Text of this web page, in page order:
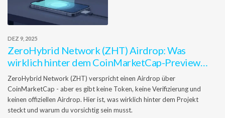
DEZ 9, 2025
ZeroHybrid Network (ZHT) Airdrop: Was
wirklich hinter dem CoinMarketCap-Preview
steckt
ZeroHybrid Network (ZHT) verspricht einen Airdrop über
CoinMarketCap - aber es gibt keine Token, keine Verifizierung und
keinen offiziellen Airdrop. Hier ist, was wirklich hinter dem Projekt
steckt und warum du vorsichtig sein musst.